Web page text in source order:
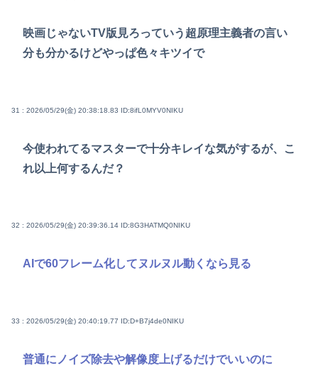
映画じゃないTV版見ろっていう超原理主義者の言い
分も分かるけどやっぱ色々キツイで
31 : 2026/05/29(金) 20:38:18.83 ID:8ifL0MYV0NIKU
今使われてるマスターで十分キレイな気がするが、こ
れ以上何するんだ？
32 : 2026/05/29(金) 20:39:36.14 ID:8G3HATMQ0NIKU
AIで60フレーム化してヌルヌル動くなら見る
33 : 2026/05/29(金) 20:40:19.77 ID:D+B7j4de0NIKU
普通にノイズ除去や解像度上げるだけでいいのに